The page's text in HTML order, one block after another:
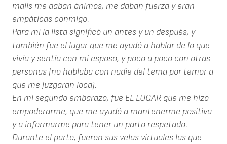
mails me daban ánimos, me daban fuerza y eran
empáticas conmigo.
Para mí la lista significó un antes y un después, y
también fue el lugar que me ayudó a hablar de lo que
vivía y sentía con mi esposo, y poco a poco con otras
personas (no hablaba con nadie del tema por temor a
que me juzgaran loca).
En mi segundo embarazo, fue EL LUGAR que me hizo
empoderarme, que me ayudó a mantenerme positiva
y a informarme para tener un parto respetado.
Durante el parto, fueron sus velas virtuales las que